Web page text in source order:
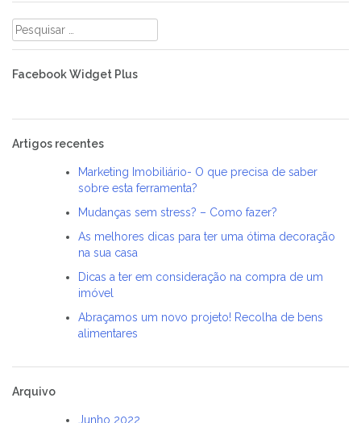
Pesquisar
por:
Facebook Widget Plus
Artigos recentes
Marketing Imobiliário- O que precisa de saber
sobre esta ferramenta?
Mudanças sem stress? – Como fazer?
As melhores dicas para ter uma ótima decoração
na sua casa
Dicas a ter em consideração na compra de um
imóvel
Abraçamos um novo projeto! Recolha de bens
alimentares
Arquivo
Junho 2022